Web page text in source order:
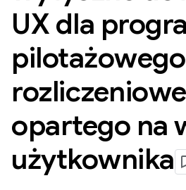
UX dla
opartego na
użytkownika